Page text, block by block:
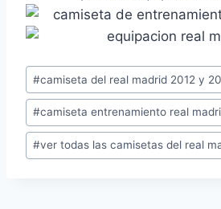
Etiquetas
de
la
entrada:
#camiseta del real madrid 2012 y
#camiseta entrenamiento real
#ver todas las camisetas del real